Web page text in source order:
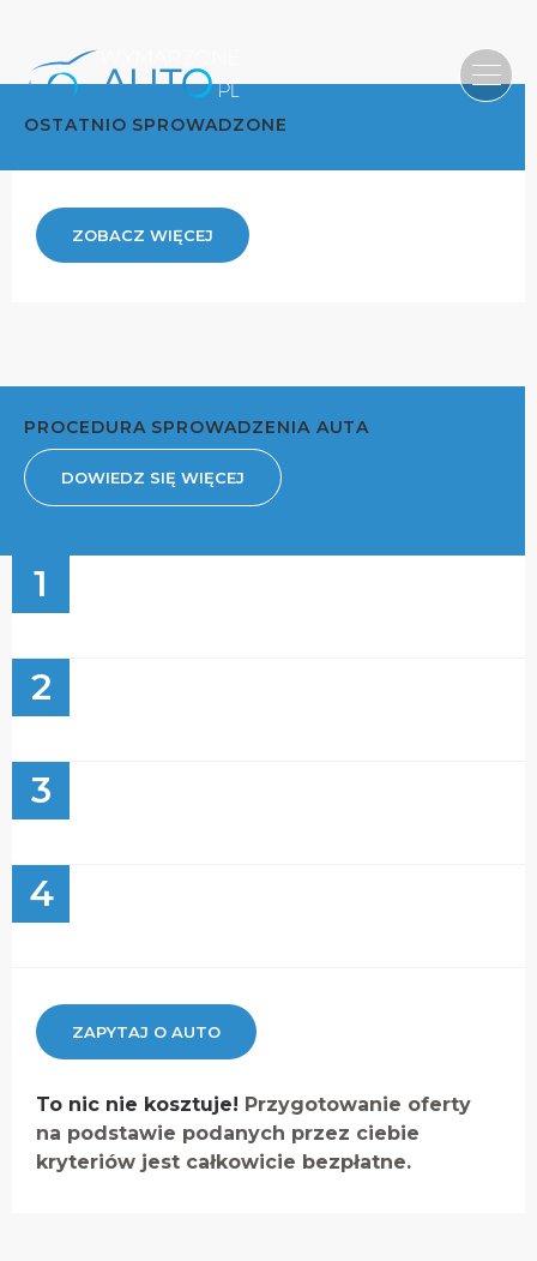
OSTATNIO SPROWADZONE
ZOBACZ WIĘCEJ
PROCEDURA SPROWADZENIA AUTA
DOWIEDZ SIĘ WIĘCEJ
1
2
3
4
ZAPYTAJ O AUTO
To nic nie kosztuje! Przygotowanie oferty
na podstawie podanych przez ciebie
kryteriów jest całkowicie bezpłatne.